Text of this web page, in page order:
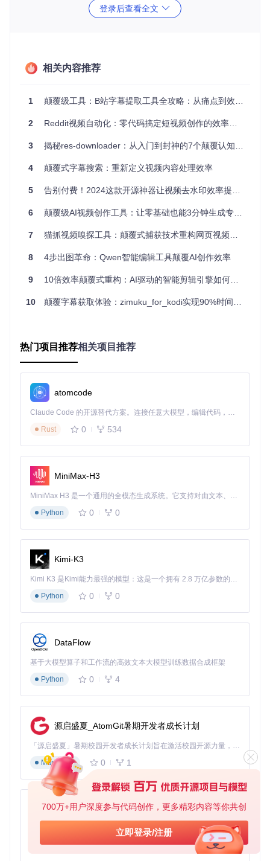
700万+用户深度参与代码创作，更多精彩内容等你共创
立即登录/注册
电商运营的竞品分析困境
记录每个视频的点赞数、发布时间和评论热词，不仅耗时还容
易出错。有次因为漏记了一个竞品的爆款视频，我们的响应策
下载的视频占用了大量存储空间，每月额外支出200元云存储
费用。
科研人员的数据采集难题
从事短视频传播研究的我，面临着海量数据采集的挑战。为了
元数据。传统方法下，我和助手两人分工，每天最多处理80个
的元数据经常出现格式不一致的问题，后期数据清洗又耗费了
发表时间推迟了一个季度。
技术突破点：重新定义多媒体采集效率
智能链接解析：3秒完成复杂URL识别
传统工具需要手动选择链接类型，识别成功率不到70%。douy
书管理员，能在3秒内准确识别各种抖音链接类型。无论是包
图1：抖音下载器配置界面展示了批量下载的设置选项，包括
下载总数、线程数和保存路径等关键参数
技术原理就像超市的条形码扫描系统：工具首先提取链接中的
关键参数，然后与内置的12种链接模式进行匹配，最后自动启
动相应的下载流程。实测显示，该解析技术比传统方法快5
倍，每天可节省2小时的链接处理时间。
多线程任务调度：5线程同步提升下载速度
传统单线程下载就像排队通过独木桥，效率低下。douyin-dow
nloader引入智能任务调度系统，如同拥有5个并行工作的快递
员，根据视频大小和网络状况动态分配资源。在稳定网络环境
下，5线程设置可实现最佳下载速度，比单线程快4倍。
图2：批量下载进度界面显示多个视频同时下载的实时状态，
系统会优先处理较大的视频文件，并自动平衡各线程负载。测
试数据显示，使用5线程下载100个视频平均仅需18分钟，而
传统方法需要72分钟，效率提升75%。此外，工具还支持断点
续传功能，网络中断后无需重新开始。
智能文件管理：自动分类节省90%整理时间
传统下载的文件杂乱堆放，如同堆满杂物的仓库。douyin-dow
nloader采用"作者ID/发布日期/视频标题"的三级目录结构，就
像图书馆的图书分类系统，自动将文件有序归档。同时，工具
还会保存视频的发布时间、点赞数等元数据，为后续分析提供
便利。
含对应视频的缩略图和元数据文件
一位电商运营用户反馈："以前需要2小时整理的视频资源，现
在打开文件夹就能直接使用，每周至少节省5小时的整理时
间。"这种自动化管理不仅提高了工作效率，还避免了文件丢
失和重复下载的问题。
价值验证：效率与体验的双重提升
量化效率提升
实际测试数据显示，使用douyin-downloader后：
单用户主页采集时间从2-3小时缩短至5-8分钟，效率提升9
登录后查看全文
相关内容推荐
1 颠覆级工具：B站字幕提取工具全攻略：从痛点到效率革命
2 Reddit视频自动化：零代码搞定短视频创作的效率革命
3 揭秘res-downloader：从入门到封神的7个颠覆认知技巧
4 颠覆式字幕搜索：重新定义视频内容处理效率
5 告别付费！2024这款开源神器让视频去水印效率提升300%
6 颠覆级AI视频创作工具：让零基础也能3分钟生成专业短视频
7 猫抓视频嗅探工具：颠覆式捕获技术重构网页视频获取体验
8 4步出图革命：Qwen智能编辑工具颠覆AI创作效率
9 10倍效率颠覆式重构：AI驱动的智能剪辑引擎如何重塑视频创作流程
10 颠覆字幕获取体验：zimuku_for_kodi实现90%时间节省的极速方案
热门项目推荐相关项目推荐
atomcode
Claude Code 的开源替代方案。连接任意大模型，编辑代码，运行命令，自动验证 — 全自动执行。用 Rust 构建，极致性能。 ｜ An open-source alternative to Claude Code. Connect any LLM, edit code, run commands, and verify changes — autonomously. Built in Rust for speed. Get Started
Rust
0 534
MiniMax-H3
MiniMax H3 是一个通用的全模态生成系统。它支持对由文本、图像、视频和音频组成的多模态上下文进行统一理解，并能生成分辨率高达 2K、时长可达 15 秒的带原生立体声音频的视频。得益于面向任务泛化的系统设计，H3 在预训练阶段就已具备广泛的多模态上下文理解与生成能力，能够出色地执行复杂的多模态指令。
Python
0 0
Kimi-K3
Kimi K3 是Kimi能力最强的模型：这是一个拥有 2.8 万亿参数的混合专家（MoE）模型，具备原生视觉理解能力，并支持 100 万 token 的上下文窗口。
Python
0 0
DataFlow
基于大模型算子和工作流的高效文本大模型训练数据合成框架
Python
0 4
源启盛夏_AtomGit暑期开发者成长计划
「源启盛夏」暑期校园开发者成长计划旨在激活校园开源力量，通过积分激励、认证扶持、资源倾斜等形式，引导高校组织和开发者完成「入驻 — 建项目 — 做贡献 — 获认证 — 得资源」的完整闭环。无论你是想带领社团入驻平台的组织者，还是希望用代码贡献证明自己的开发者，都能在这里找到属于你的成长路径。
Markdown
0 1
py-xiaozhi
基于Python的Xiaozhi AI，适用于想要完整Xiaozhi体验而无需拥有专用硬件的用户。
Python
0 1